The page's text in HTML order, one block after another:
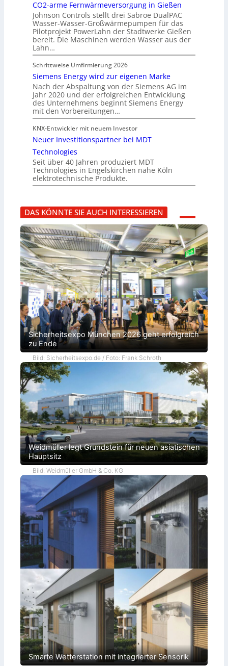
CO2-arme Fernwärmeversorgung in Gießen
Johnson Controls stellt drei Sabroe DualPAC
Wasser-Wasser-Großwärmepumpen für das
Pilotprojekt PowerLahn der Stadtwerke Gießen
bereit. Die Maschinen werden Wasser aus der
Lahn…
Schrittweise Umfirmierung 2026
Siemens Energy wird zur eigenen Marke
Nach der Abspaltung von der Siemens AG im
Jahr 2020 und der erfolgreichen Entwicklung
des Unternehmens beginnt Siemens Energy
mit den Vorbereitungen…
KNX-Entwickler mit neuem Investor
Neuer Investitionspartner bei MDT
Technologies
Seit über 40 Jahren produziert MDT
Technologies in Engelskirchen nahe Köln
elektrotechnische Produkte.
DAS KÖNNTE SIE AUCH INTERESSIEREN
Sicherheitsexpo München 2026 geht erfolgreich
zu Ende
Bild: Sicherheitsexpo.de / Foto: Frank Schroth
Weidmüller legt Grundstein für neuen asiatischen
Hauptsitz
Bild: Weidmüller GmbH & Co. KG
Smarte Wetterstation mit integrierter Sensorik